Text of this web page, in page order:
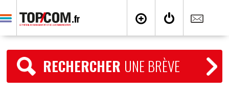
RECHERCHER UNE BRÈVE